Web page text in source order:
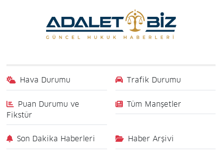
Hava Durumu Trafik Durumu
Puan Durumu ve
Fikstür
Tüm Manşetler
Son Dakika Haberleri Haber Arşivi